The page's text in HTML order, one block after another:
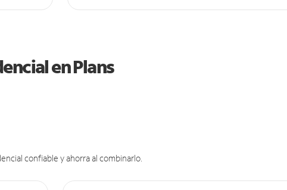
en Plans
confiable y ahorra al combinarlo.